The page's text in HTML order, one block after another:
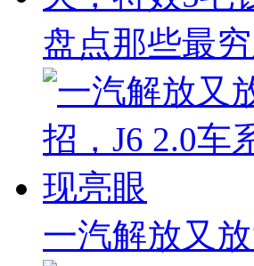
盘点那些最
一汽解放又